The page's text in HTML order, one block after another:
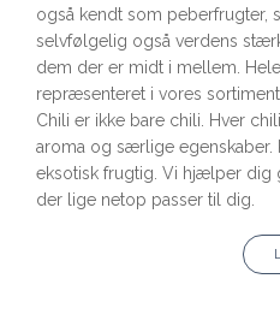
også kendt som peberfrugter,
selvfølgelig også verdens
dem der er midt i mellem.
repræsenteret i vores
Chili er ikke bare chili. Hver
aroma og særlige egenskaber.
eksotisk frugtig. Vi hjælper dig
der lige netop passer til dig.